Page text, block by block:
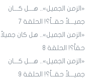
«الزمن الجميل».. هـــل كـــان
جميـــلاً حقــاً؟! الحلقة 7
«الزمن الجميل».. هل كان جميلاً
حقاً؟! الحلقة 8
«الزمن الجميل».. هـــل كـــان
جميـــلاً حقــاً؟! الحلقة 9